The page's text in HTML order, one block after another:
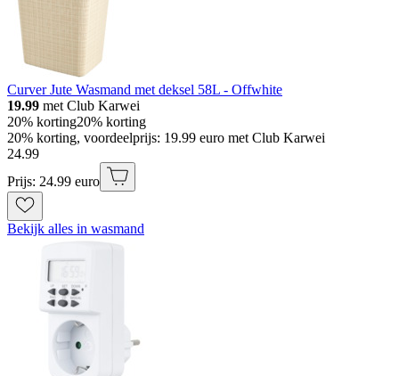
Curver Jute Wasmand met deksel 58L - Offwhite
19.99 met Club Karwei
20% korting20% korting
20% korting, voordeelprijs: 19.99 euro met Club Karwei
24.99
Prijs: 24.99 euro
Bekijk alles in wasmand